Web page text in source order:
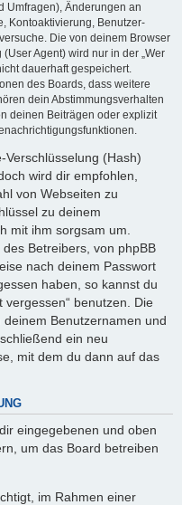
Umfragen), Änderungen an
Kontoaktivierung, Benutzer-
Die von deinem Browser
Agent) wird nur in der „Wer
dauerhaft gespeichert.
des Boards, dass weitere
dein Abstimmungsverhalten
deinen Beiträgen oder explizit
Verschlüsselung (Hash)
wird dir empfohlen,
von Webseiten zu
zu deinem
mit ihm sorgsam um.
Betreibers, von phpBB
nach deinem Passwort
haben, so kannst du
vergessen“ benutzen. Die
Benutzernamen und
ein neu
mit dem du dann auf das
eingegebenen und oben
um das Board betreiben
im Rahmen einer